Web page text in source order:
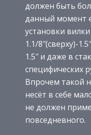
должен быть
данный момент
установки
1.1/8″(сверху)-
1.5″ и даже в
специфических
Впрочем такой
несёт в себе
не должен
повседневного.